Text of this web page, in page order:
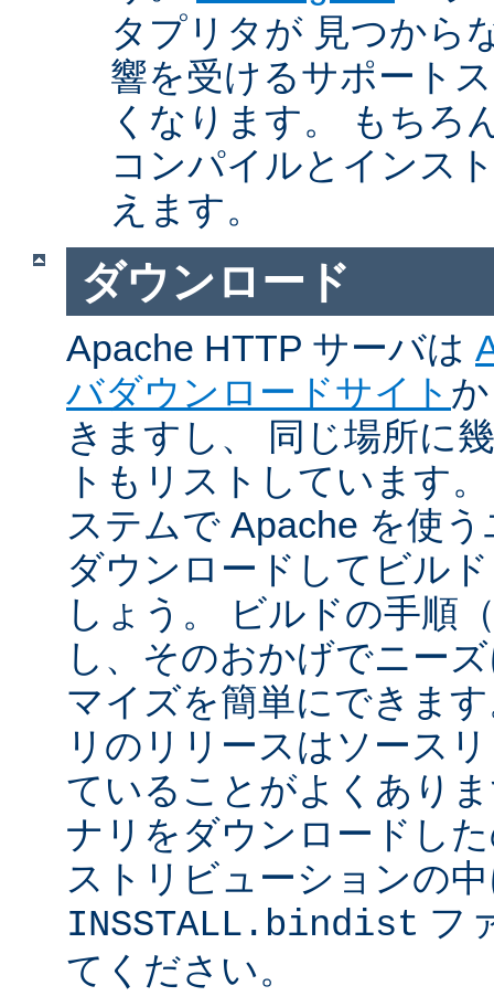
タプリタが 見つから
響を受けるサポート
くなります。 もちろ
コンパイルとインス
えます。
ダウンロード
Apache HTTP サーバは
バダウンロードサイト
きますし、 同じ場所に
トもリストしています
ステムで Apache を使
ダウンロードしてビル
しょう。 ビルドの手順
し、そのおかげでニー
マイズを簡単にできま
リのリリースはソース
ていることがよくあり
ナリをダウンロードし
ストリビューションの
INSSTALL.bindist フ
てください。